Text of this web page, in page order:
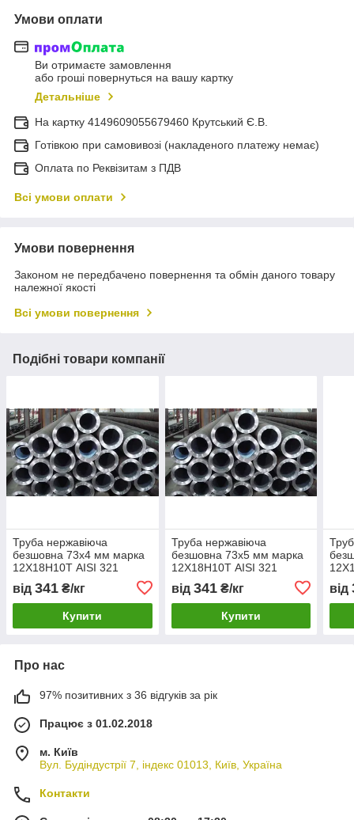
Умови оплати
Ви отримаєте замовлення
або гроші повернуться на вашу картку
Детальніше
На картку 4149609055679460 Крутський Є.В.
Готівкою при самовивозі (накладеного платежу немає)
Оплата по Реквізитам з ПДВ
Всі умови оплати
Умови повернення
Законом не передбачено повернення та обмін даного товару
належної якості
Всі умови повернення
Подібні товари компанії
Труба нержавіюча
безшовна 73х4 мм марка
12Х18Н10Т AISI 321
від 341 ₴/кг
Купити
Труба нержавіюча
безшовна 73х5 мм марка
12Х18Н10Т AISI 321
від 341₴/кг
Купити
від
Про нас
97% позитивних з 36 відгуків за рік
Працює з 01.02.2018
м. Київ
Вул. Будіндустрії 7, індекс 01013, Київ, Україна
Контакти